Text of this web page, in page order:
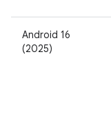
Android 16
(2025)